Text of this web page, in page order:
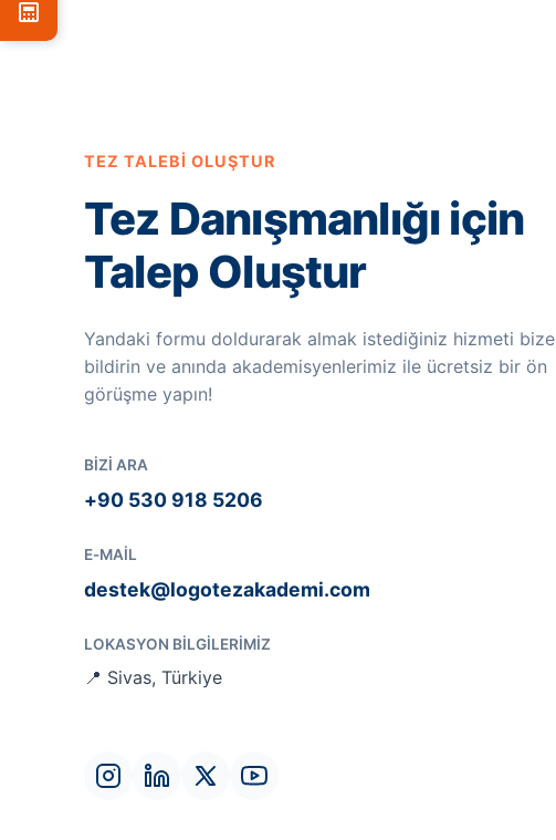
TEZ TALEBI OLUŞTUR
Tez Danışmanlığı için
Talep Oluştur
Yandaki formu doldurarak almak istediğiniz hizmeti bize
bildirin ve anında akademisyenlerimiz ile ücretsiz bir ön
görüşme yapın!
BIZI ARA
+90 530 918 5206
E-MAIL
destek@logotezakademi.com
LOKASYON BILGILERIMIZ
📍 Sivas, Türkiye